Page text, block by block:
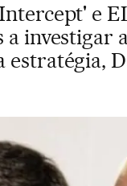
e
investigar